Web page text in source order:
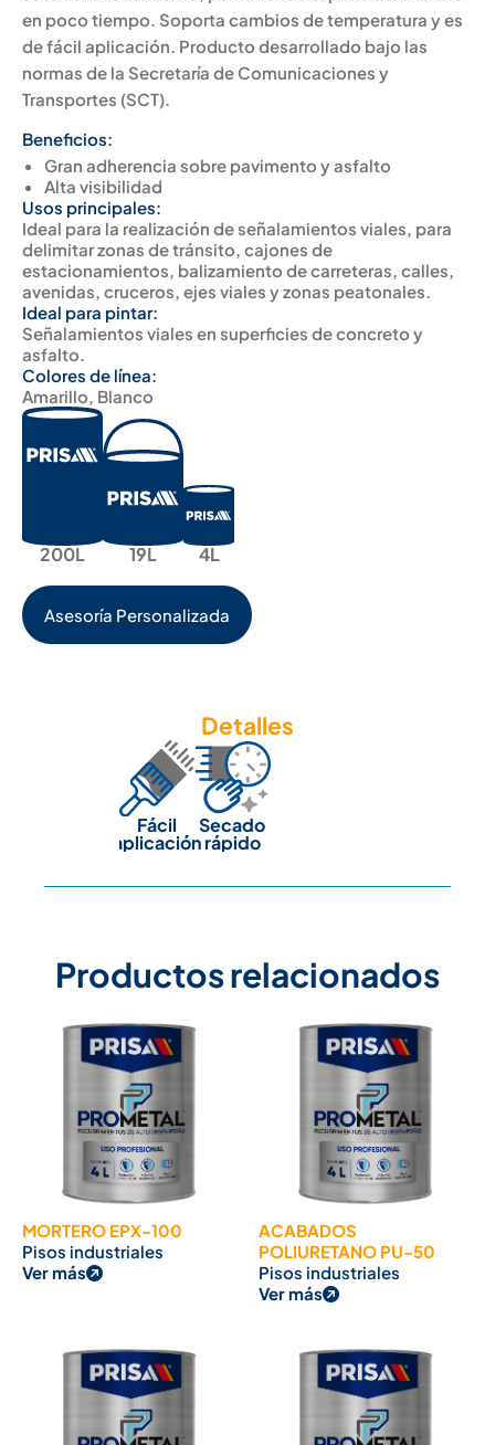
en poco tiempo. Soporta cambios de temperatura y es
de fácil aplicación. Producto desarrollado bajo las
normas de la Secretaría de Comunicaciones y
Transportes (SCT).
Beneficios:
Gran adherencia sobre pavimento y asfalto
Alta visibilidad
Usos principales:
Ideal para la realización de señalamientos viales, para
delimitar zonas de tránsito, cajones de
estacionamientos, balizamiento de carreteras, calles,
avenidas, cruceros, ejes viales y zonas peatonales.
Ideal para pintar:
Señalamientos viales en superficies de concreto y
asfalto.
Colores de línea:
Amarillo, Blanco
200L 19L 4L
Asesoría Personalizada
Detalles
Fácil
aplicación
Secado
rápido
Productos relacionados
MORTERO EPX-100
Pisos industriales
Ver más
ACABADOS
POLIURETANO PU-50
Pisos industriales
Ver más